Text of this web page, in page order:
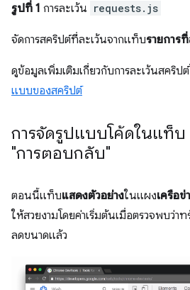
รูปที่ 1 การละเว้น requests.js
จัดการสคริปต์ที่ละเว้นจากแท็บรายการ
ดูข้อมูลเพิ่มเติมเกี่ยวกับการละเว้นสคริป
แบบของสคริปต์
การจัดรูปแบบโค้ดในแท็บ
"การตอบกลับ"
ตอนนี้แท็บแสดงตัวอย่างในแผงเครือข่
ให้สวยงามโดยค่าเริ่มต้นเมื่อตรวจพบว่า
ลดขนาดแล้ว